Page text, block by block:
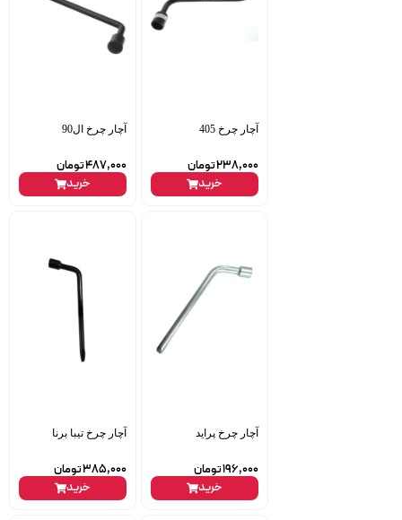
آچار چرخ 405
238,000تومان
خرید
آچار چرخ ال90
487,000تومان
خرید
آچار چرخ پراید
196,000تومان
خرید
آچار چرخ تیبا برنا
385,000تومان
خرید